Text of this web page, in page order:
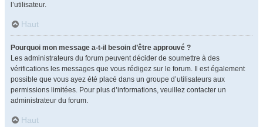
l’utilisateur.
Haut
Pourquoi mon message a-t-il besoin d’être approuvé ?
Les administrateurs du forum peuvent décider de soumettre à des
vérifications les messages que vous rédigez sur le forum. Il est également
possible que vous ayez été placé dans un groupe d’utilisateurs aux
permissions limitées. Pour plus d’informations, veuillez contacter un
administrateur du forum.
Haut